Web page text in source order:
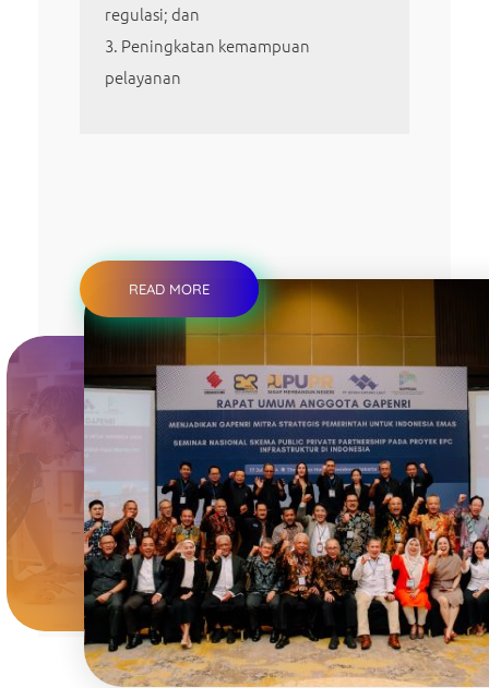
regulasi; dan
Peningkatan kemampuan
pelayanan
READ MORE